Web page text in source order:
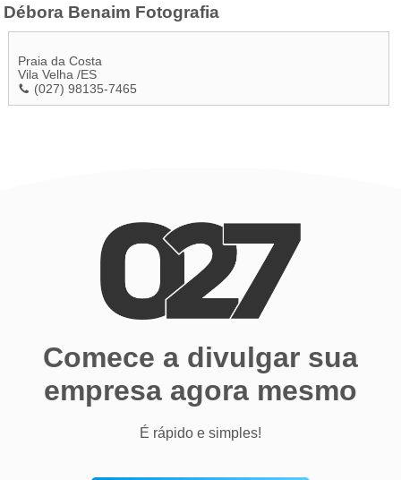
Débora Benaim Fotografia
Praia da Costa
Vila Velha /ES
(027) 98135-7465
Comece a divulgar sua
empresa agora mesmo
É rápido e simples!